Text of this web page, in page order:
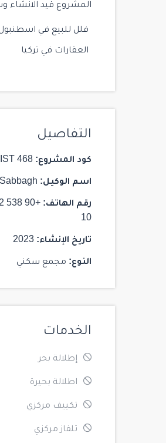
المشروع قيد الانشاء
فلل للبيع في
العقارات في تركيا
التفاصيل
كود المشروع:
اسم الوكيل:
رقم الهاتف:
10
تاريخ الإنشاء:
النوع: مجمع سكني
الخدمات
إطلالة بحر
اطلالة بحيرة
تكييف مركزي
تلفاز مركزي